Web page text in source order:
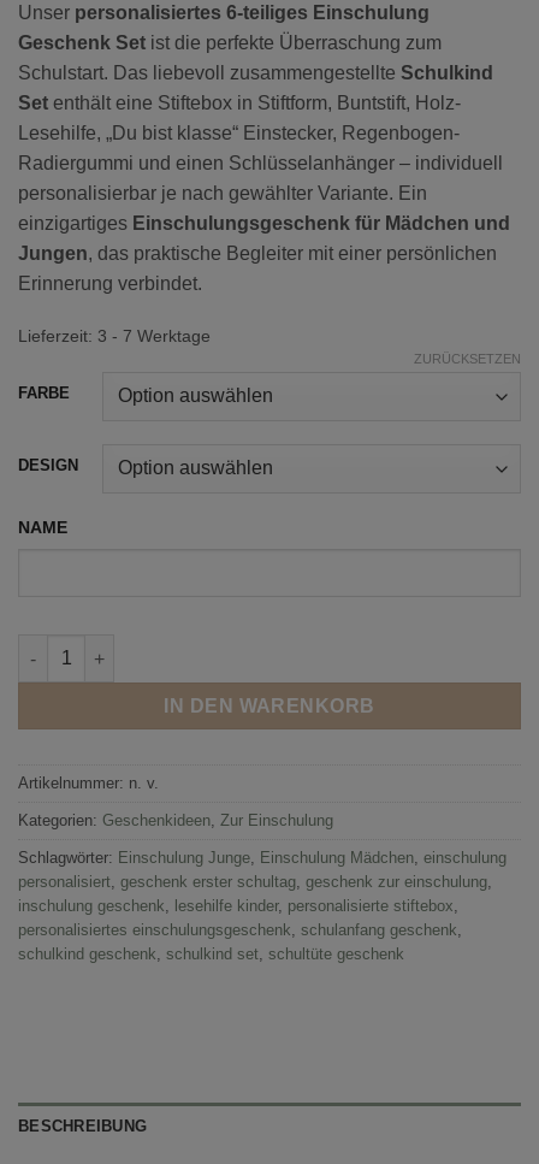
Unser personalisiertes 6-teiliges Einschulung
Geschenk Set ist die perfekte Überraschung zum
Schulstart. Das liebevoll zusammengestellte Schulkind
Set enthält eine Stiftebox in Stiftform, Buntstift, Holz-
Lesehilfe, „Du bist klasse“ Einstecker, Regenbogen-
Radiergummi und einen Schlüsselanhänger – individuell
personalisierbar je nach gewählter Variante. Ein
einzigartiges Einschulungsgeschenk für Mädchen und
Jungen, das praktische Begleiter mit einer persönlichen
Erinnerung verbindet.
Lieferzeit: 3 - 7 Werktage
FARBE
DESIGN
ZURÜCKSETZEN
NAME
Personalisiertes Einschulung Geschenk – 6-teiliges Schulkind
IN DEN WARENKORB
Artikelnummer: n. v.
Kategorien: Geschenkideen, Zur Einschulung
Schlagwörter: Einschulung Junge, Einschulung Mädchen, einschulung
personalisiert, geschenk erster schultag, geschenk zur einschulung,
inschulung geschenk, lesehilfe kinder, personalisierte stiftebox,
personalisiertes einschulungsgeschenk, schulanfang geschenk,
schulkind geschenk, schulkind set, schultüte geschenk
BESCHREIBUNG